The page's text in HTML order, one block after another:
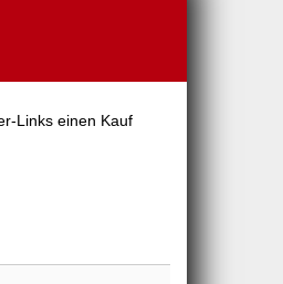
Links einen Kauf